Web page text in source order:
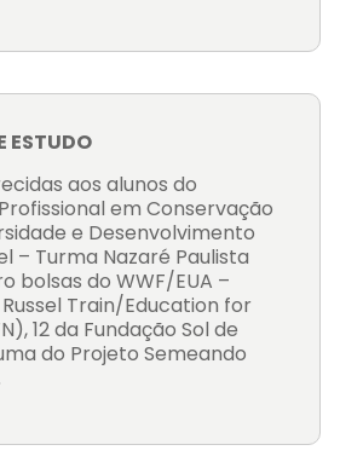
ESTUDO
aos alunos do
em Conservação
e Desenvolvimento
– Turma Nazaré Paulista
bolsas do WWF/EUA –
Train/Education for
12 da Fundação Sol de
do Projeto Semeando